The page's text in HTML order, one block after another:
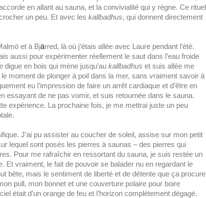
en allant au sauna, et la convivialité qui y règne. Ce rituel
un peu. Et avec les kallbadhus, qui donnent directement
et à Bjärred, là où j’étais allée avec Laure pendant l’été.
aussi pour expérimenter réellement le saut dans l’eau froide
digue en bois qui mène jusqu’au kallbadhus et suis allée me
moment de plonger à poil dans la mer, sans vraiment savoir à
eu l’impression de faire un arrêt cardiaque et d’être en
essayant de ne pas vomir, et suis retournée dans le sauna.
expérience. La prochaine fois, je me mettrai juste un peu
J’ai pu assister au coucher de soleil, assise sur mon petit
lequel sont posés les pierres à saunas – des pierres qui
Pour me rafraîchir en ressortant du sauna, je suis restée un
vraiment, le fait de pouvoir se balader nu en regardant le
bête, mais le sentiment de liberté et de détente que ça procure
pull, mon bonnet et une couverture polaire pour boire
était d’un orange de feu et l’horizon complètement dégagé.